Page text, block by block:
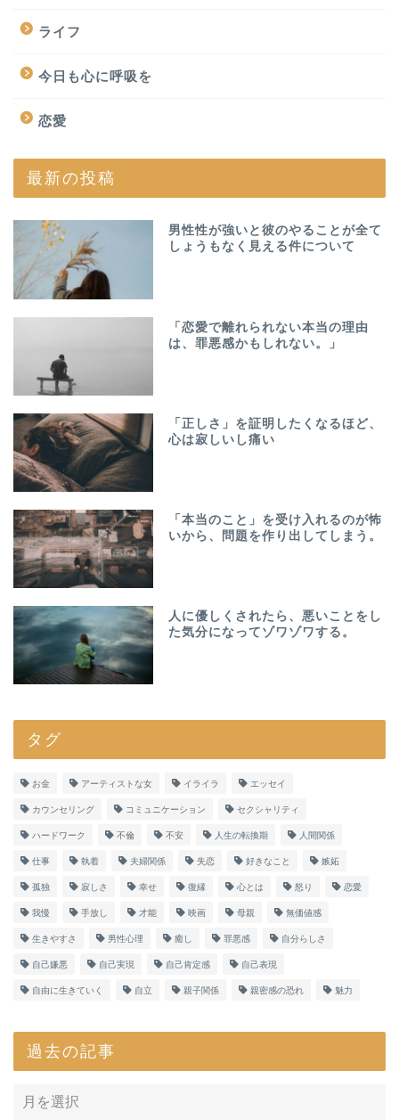
ライフ
今日も心に呼吸を
恋愛
最新の投稿
男性性が強いと彼のやることが全て
しょうもなく見える件について
「恋愛で離れられない本当の理由
は、罪悪感かもしれない。」
「正しさ」を証明したくなるほど、
心は寂しいし痛い
「本当のこと」を受け入れるのが怖
いから、問題を作り出してしまう。
人に優しくされたら、悪いことをし
た気分になってゾワゾワする。
タグ
お金 アーティストな女 イライラ エッセイ
カウンセリング コミュニケーション セクシャリティ
ハードワーク 不倫 不安 人生の転換期 人間関係
仕事 執着 夫婦関係 失恋 好きなこと 嫉妬
孤独 寂しさ 幸せ 復縁 心とは 怒り 恋愛
我慢 手放し 才能 映画 母親 無価値感
生きやすさ 男性心理 癒し 罪悪感 自分らしさ
自己嫌悪 自己実現 自己肯定感 自己表現
自由に生きていく 自立 親子関係 親密感の恐れ 魅力
過去の記事